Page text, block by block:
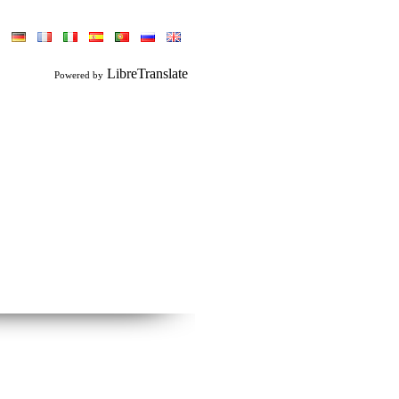
Powered by LibreTranslate